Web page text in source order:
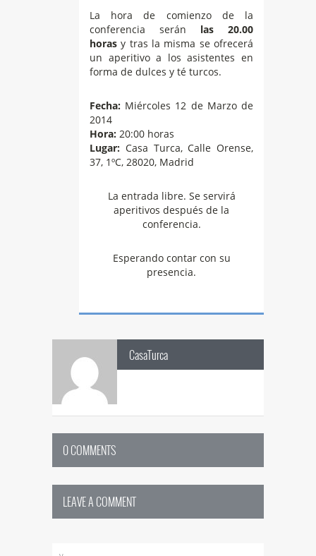
La hora de comienzo de la
conferencia serán las 20.00
horas y tras la misma se ofrecerá
un aperitivo a los asistentes en
forma de dulces y té turcos.
Fecha: Miércoles 12 de Marzo de
2014
Hora: 20:00 horas
Lugar: Casa Turca, Calle Orense,
37, 1ºC, 28020, Madrid
La entrada libre. Se servirá
aperitivos después de la
conferencia.
Esperando contar con su
presencia.
CasaTurca
0 COMMENTS
LEAVE A COMMENT